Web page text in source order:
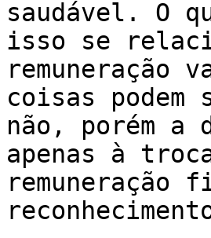
saudável. O
isso se
remuneração
coisas
não, porém a
apenas à
remuneração